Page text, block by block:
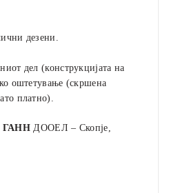
дезени.
дел (конструкцијата на
оштетување (скршена
платно).
ГАНН ДООЕЛ – Скопје,